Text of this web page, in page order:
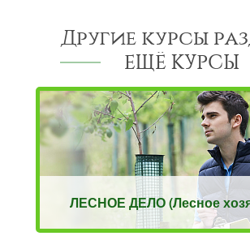
Другие курсы
ЕЩЁ КУРСЫ
ЛЕСНОЕ ДЕЛО (Лесное